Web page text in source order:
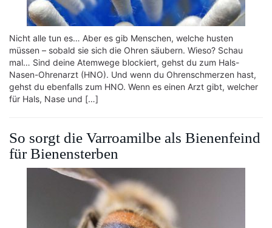
Nicht alle tun es… Aber es gib Menschen, welche husten
müssen – sobald sie sich die Ohren säubern. Wieso? Schau
mal… Sind deine Atemwege blockiert, gehst du zum Hals-
Nasen-Ohrenarzt (HNO). Und wenn du Ohrenschmerzen hast,
gehst du ebenfalls zum HNO. Wenn es einen Arzt gibt, welcher
für Hals, Nase und […]
So sorgt die Varroamilbe als Bienenfeind
für Bienensterben